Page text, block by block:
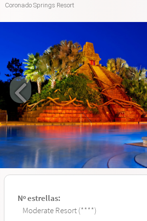
Coronado Springs Resort
Nº estrellas:
Moderate Resort (****)